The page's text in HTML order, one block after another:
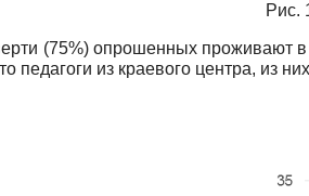
Рис.
(75%) опрошенных проживают в
педагоги из краевого центра, из